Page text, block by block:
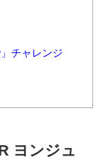
チャレンジ
ヨンジュ